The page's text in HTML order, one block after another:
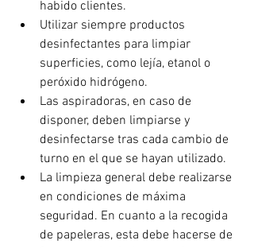
habido clientes.
Utilizar siempre productos
desinfectantes para limpiar
superficies, como lejía, etanol o
peróxido hidrógeno.
Las aspiradoras, en caso de
disponer, deben limpiarse y
desinfectarse tras cada cambio de
turno en el que se hayan utilizado.
La limpieza general debe realizarse
en condiciones de máxima
seguridad. En cuanto a la recogida
de papeleras, esta debe hacerse de